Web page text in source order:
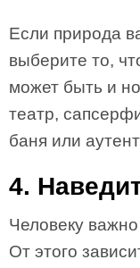
Если природа
выберите то,
может быть и
театр,
баня или
4.
Человеку
От этого